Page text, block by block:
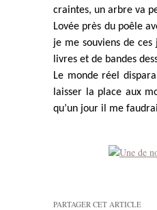
craintes, un arbre va
Lovée près du poêle
je me souviens de
livres et de bandes
Le monde réel
laisser la place aux
qu’un jour il me
PARTAGER CET ARTICLE